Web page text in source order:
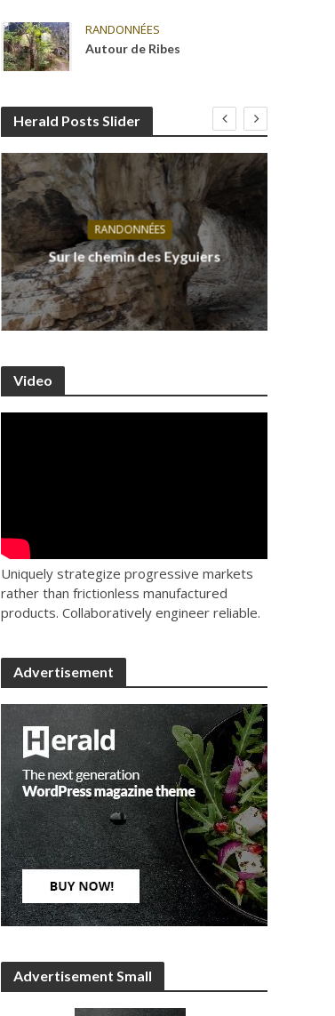
RANDONNÉES
Autour de Ribes
Herald Posts Slider
RANDONNÉES
Sur le chemin des Eyguiers
Video
Uniquely strategize progressive markets
rather than frictionless manufactured
products. Collaboratively engineer reliable.
Advertisement
Advertisement Small